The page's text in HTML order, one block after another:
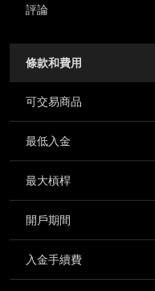
評論
條款和費用
可交易商品
最低入金
最大槓桿
開戶期間
入金手續費